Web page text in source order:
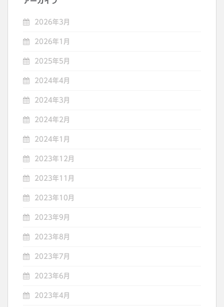
2026年3月
2026年1月
2025年5月
2024年4月
2024年3月
2024年2月
2024年1月
2023年12月
2023年11月
2023年10月
2023年9月
2023年8月
2023年7月
2023年6月
2023年4月